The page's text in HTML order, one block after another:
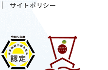
サイトポリシー